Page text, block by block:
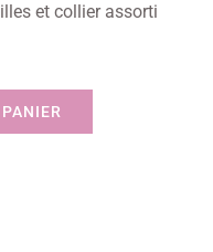
et collier assorti